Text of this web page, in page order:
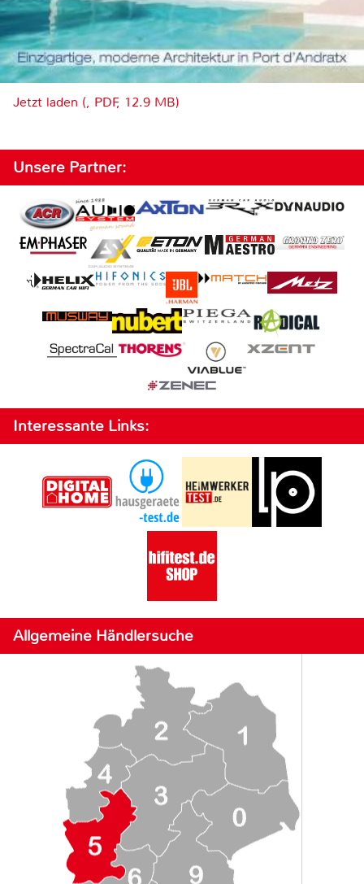
Jetzt laden (, PDF, 12.9 MB)
Unsere Partner:
Interessante Links:
Allgemeine Händlersuche